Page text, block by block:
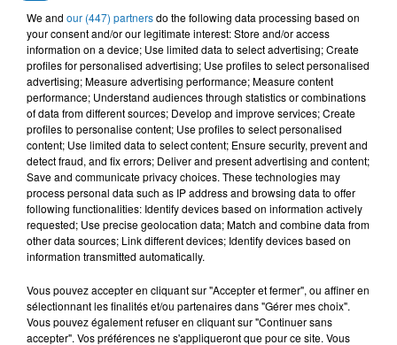
TITRES DIFFUSÉS
16h12
16h12
SABER EL AZZOUZI
Zin Dyali
16h08
16h08
RAGHEB ALAMA
Enta El Donya
16h05
16h05
GIMS
Emprise
We and our (447) partnersdo the following data processing based on
your consent and/or our legitimate interest: Store and/or access
information on a device; Use limited data to select advertising; Create
profiles for personalised advertising; Use profiles to select personalised
advertising; Measure advertising performance; Measure content
performance; Understand audiences through statistics or combinations
of data from different sources; Develop and improve services; Create
profiles to personalise content; Use profiles to select personalised
content; Use limited data to select content; Ensure security, prevent and
detect fraud, and fix errors; Deliver and present advertising and content;
Save and communicate privacy choices. These technologies may
process personal data such as IP address and browsing data to offer
following functionalities: Identify devices based on information actively
requested; Use precise geolocation data; Match and combine data from
other data sources; Link different devices; Identify devices based on
information transmitted automatically.
Vous pouvez accepter en cliquant sur "Accepter et fermer", ou affiner en
sélectionnant les finalités et/ou partenaires dans "Gérer mes choix".
Vous pouvez également refuser en cliquant sur "Continuer sans
accepter". Vos préférences ne s'appliqueront que pour ce site. Vous